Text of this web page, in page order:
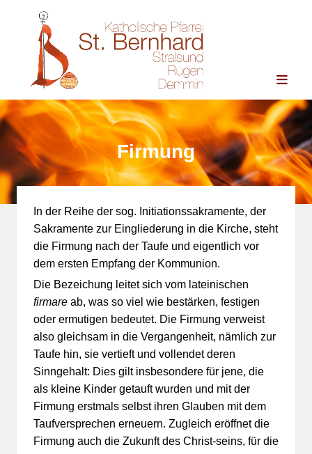
Zum Inhalt springen
Firmung
In der Reihe der sog. Initiationssakramente, der
Sakramente zur Eingliederung in die Kirche, steht
die Firmung nach der Taufe und eigentlich vor
dem ersten Empfang der Kommunion.
Die Bezeichung leitet sich vom lateinischen
firmare ab, was so viel wie bestärken, festigen
oder ermutigen bedeutet. Die Firmung verweist
also gleichsam in die Vergangenheit, nämlich zur
Taufe hin, sie vertieft und vollendet deren
Sinngehalt: Dies gilt insbesondere für jene, die
als kleine Kinder getauft wurden und mit der
Firmung erstmals selbst ihren Glauben mit dem
Taufversprechen erneuern. Zugleich eröffnet die
Firmung auch die Zukunft des Christ-seins, für die